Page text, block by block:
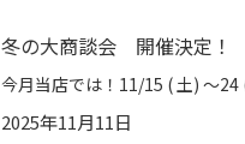
冬の大商談会 開催決定！
2025年11月11日